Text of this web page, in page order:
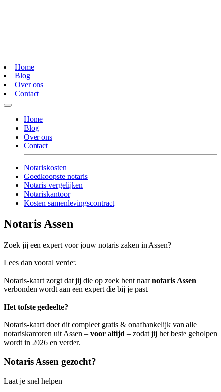
Home
Blog
Over ons
Contact
Home
Blog
Over ons
Contact
Notariskosten
Goedkoopste notaris
Notaris vergelijken
Notariskantoor
Kosten samenlevingscontract
Notaris Assen
Zoek jij een expert voor jouw notaris zaken in Assen?
Lees dan vooral verder.
Notaris-kaart zorgt dat jij die op zoek bent naarnotaris Assen
verbonden wordt aan een expert die bij je past.
Het tofste gedeelte?
Notaris-kaart doet dit compleet gratis & onafhankelijk van alle
notariskantoren uit Assen – voor altijd – zodat jij het beste geholpen
wordt in 2026 en verder.
Notaris Assen gezocht?
Laat je snel helpen